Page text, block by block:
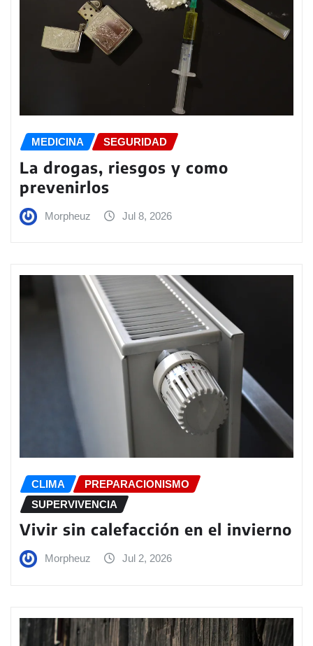
MEDICINA SEGURIDAD
La drogas, riesgos y como
prevenirlos
Morpheuz Jul 8, 2026
CLIMA
PREPARACIONISMO
SUPERVIVENCIA
Vivir sin calefacción en el invierno
Morpheuz Jul 2, 2026